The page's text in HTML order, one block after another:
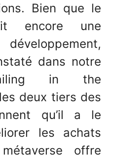
Bien que le
encore une
dans notre
in the
deux tiers des
qu’il a le
les achats
offre